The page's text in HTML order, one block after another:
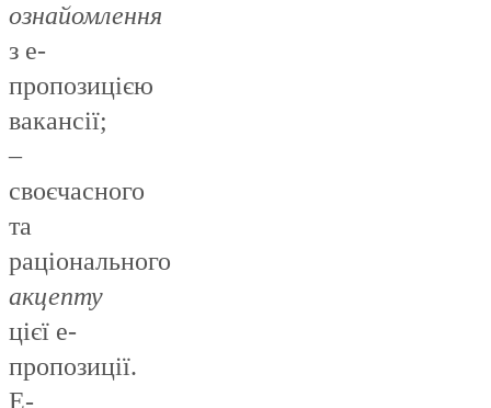
ознайомлення
з е-
пропозицією
вакансії;
–
своєчасного
та
раціонального
акцепту
цієї е-
пропозиції.
Е-